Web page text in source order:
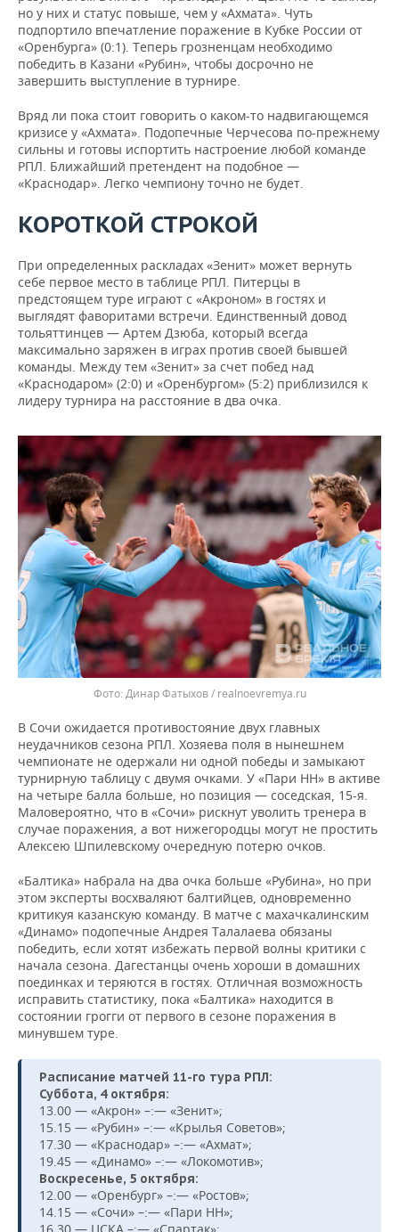
но у них и статус повыше, чем у «Ахмата». Чуть
подпортило впечатление поражение в Кубке России от
«Оренбурга» (0:1). Теперь грозненцам необходимо
победить в Казани «Рубин», чтобы досрочно не
завершить выступление в турнире.
Вряд ли пока стоит говорить о каком-то надвигающемся
кризисе у «Ахмата». Подопечные Черчесова по-прежнему
сильны и готовы испортить настроение любой команде
РПЛ. Ближайший претендент на подобное —
«Краснодар». Легко чемпиону точно не будет.
КОРОТКОЙ СТРОКОЙ
При определенных раскладах «Зенит» может вернуть
себе первое место в таблице РПЛ. Питерцы в
предстоящем туре играют с «Акроном» в гостях и
выглядят фаворитами встречи. Единственный довод
тольяттинцев — Артем Дзюба, который всегда
максимально заряжен в играх против своей бывшей
команды. Между тем «Зенит» за счет побед над
«Краснодаром» (2:0) и «Оренбургом» (5:2) приблизился к
лидеру турнира на расстояние в два очка.
Динар Фатыхов / realnoevremya.ru
В Сочи ожидается противостояние двух главных
неудачников сезона РПЛ. Хозяева поля в нынешнем
чемпионате не одержали ни одной победы и замыкают
турнирную таблицу с двумя очками. У «Пари НН» в активе
на четыре балла больше, но позиция — соседская, 15-я.
Маловероятно, что в «Сочи» рискнут уволить тренера в
случае поражения, а вот нижегородцы могут не простить
Алексею Шпилевскому очередную потерю очков.
«Балтика» набрала на два очка больше «Рубина», но при
этом эксперты восхваляют балтийцев, одновременно
критикуя казанскую команду. В матче с махачкалинским
«Динамо» подопечные Андрея Талалаева обязаны
победить, если хотят избежать первой волны критики с
начала сезона. Дагестанцы очень хороши в домашних
поединках и теряются в гостях. Отличная возможность
исправить статистику, пока «Балтика» находится в
состоянии грогги от первого в сезоне поражения в
минувшем туре.
Расписание матчей 11-го тура РПЛ:
Суббота, 4 октября:
13.00 — «Акрон» –:— «Зенит»;
15.15 — «Рубин» –:— «Крылья Советов»;
17.30 — «Краснодар» –:— «Ахмат»;
19.45 — «Динамо» –:— «Локомотив»;
Воскресенье, 5 октября:
12.00 — «Оренбург» –:— «Ростов»;
14.15 — «Сочи» –:— «Пари НН»;